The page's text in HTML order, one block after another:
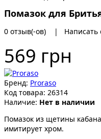
Помазок для
0 отзыв(-ов) | Написать
569 грн
Бренд: Proraso
Код товара: 26314
Наличие: Нет в наличии
Помазок из щетины
имитирует хром.